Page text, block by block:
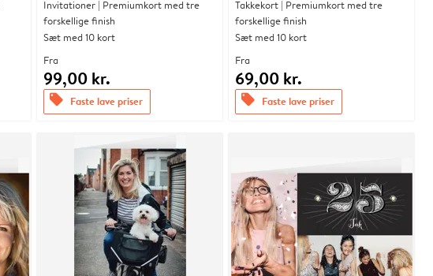
Invitationer | Premiumkort med tre
forskellige finish
Sæt med 10 kort
Fra
99,00 kr.
offers Faste lave priser
Takkekort | Premiumkort med tre
forskellige finish
Sæt med 10 kort
Fra
69,00 kr.
offers Faste lave priser